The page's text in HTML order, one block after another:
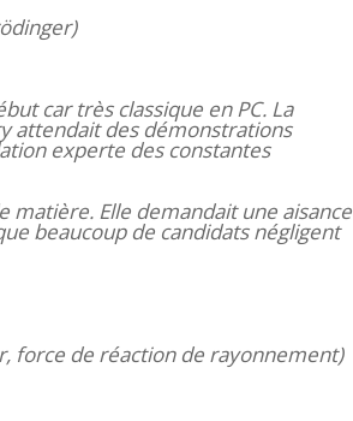
car très classique en PC. La
attendait des démonstrations
experte des constantes
matière. Elle demandait une aisance
beaucoup de candidats négligent
force de réaction de rayonnement)